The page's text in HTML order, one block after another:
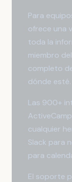
Para
ofrece una
toda la
miembro
completo
dónde esté.
Las 900+
cualquier
Slack para
para
El soporte